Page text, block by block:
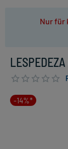
Nur für
-14%*